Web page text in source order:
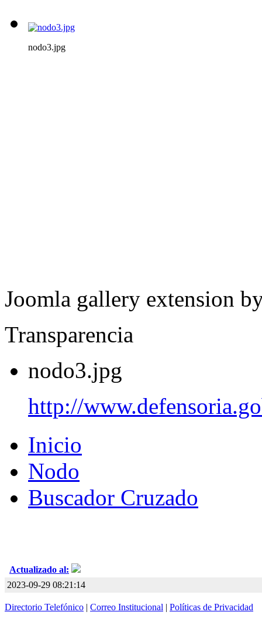
nodo3.jpg
Joomla gallery extension
Transparencia
nodo3.jpg
http://
Inicio
Nodo
Buscador Cruzado
Actualizado al:
2023-09-29 08:21:14
Directorio Telefónico | Correo Institucional | Políticas de Privacidad